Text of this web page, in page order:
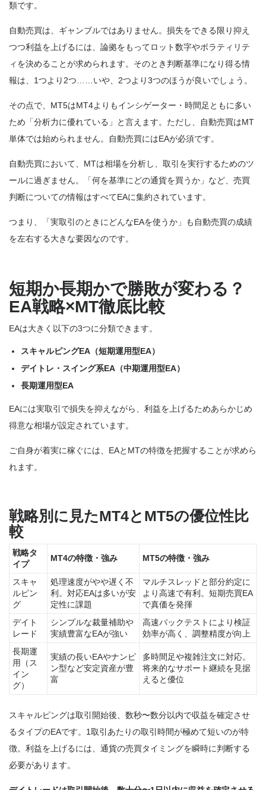
類です。
自動売買は、ギャンブルではありません。損失をできる限り抑え
つつ利益を上げるには、論拠をもってロット数字やボラティリテ
ィを決めることが求められます。そのとき判断基準になり得る情
報は、1つより2つ……いや、2つより3つのほうが良いでしょう。
その点で、MT5はMT4よりもインシゲーター・時間足ともに多い
ため「分析力に優れている」と言えます。ただし、自動売買はMT
単体では始められません。自動売買にはEAが必須です。
自動売買において、MTは相場を分析し、取引を実行するためのツ
ールに過ぎません。「何を基準にどの通貨を買うか」など、売買
判断についての情報はすべてEAに集約されています。
つまり、「実取引のときにどんなEAを使うか」も自動売買の成績
を左右する大きな要因なのです。
短期か長期かで勝敗が変わる？
EA戦略×MT徹底比較
EAは大きく以下の3つに分類できます。
スキャルピングEA（短期運用型EA）
デイトレ・スイング系EA（中期運用型EA）
長期運用型EA
EAには実取引で損失を抑えながら、利益を上げるためあらかじめ
得意な相場が設定されています。
ご自身が着実に稼ぐには、EAとMTの特徴を把握することが求めら
れます。
戦略別に見たMT4とMT5の優位性比
較
戦略タ
イプ
MT4の特徴・強み MT5の特徴・強み
スキャ
ルピン
グ
処理速度がやや遅く不
利。対応EAは多いが安
定性に課題
マルチスレッドと部分約定に
より高速で有利。短期売買EA
で真価を発揮
デイト
レード
シンプルな裁量補助や
実績豊富なEAが強い
高速バックテストにより検証
効率が高く、調整精度が向上
長期運
用（ス
イン
グ）
実績の長いEAやナンピ
ン型など安定資産が豊
富
多時間足や複雑注文に対応。
将来的なサポート継続を見据
えると優位
スキャルピングは取引開始後、数秒〜数分以内で収益を確定させ
るタイプのEAです。1取引あたりの取引時間が極めて短いのが特
徴。利益を上げるには、通貨の売買タイミングを瞬時に判断する
必要があります。